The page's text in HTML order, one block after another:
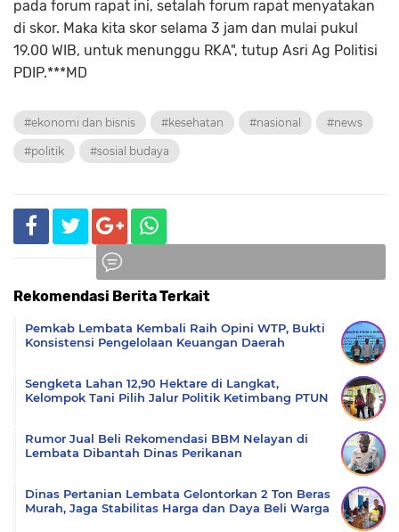
pada forum rapat ini, setalah forum rapat menyatakan
di skor. Maka kita skor selama 3 jam dan mulai pukul
19.00 WIB, untuk menunggu RKA", tutup Asri Ag Politisi
PDIP.***MD
#ekonomi dan bisnis #kesehatan #nasional #news
#politik #sosial budaya
Rekomendasi Berita Terkait
Pemkab Lembata Kembali Raih Opini WTP, Bukti
Konsistensi Pengelolaan Keuangan Daerah
Sengketa Lahan 12,90 Hektare di Langkat,
Kelompok Tani Pilih Jalur Politik Ketimbang PTUN
Rumor Jual Beli Rekomendasi BBM Nelayan di
Lembata Dibantah Dinas Perikanan
Dinas Pertanian Lembata Gelontorkan 2 Ton Beras
Murah, Jaga Stabilitas Harga dan Daya Beli Warga